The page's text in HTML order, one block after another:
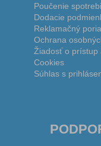
Poučenie
Dodacie
Reklamačný
Ochrana
Žiadosť o prístup
Cookies
Súhlas s